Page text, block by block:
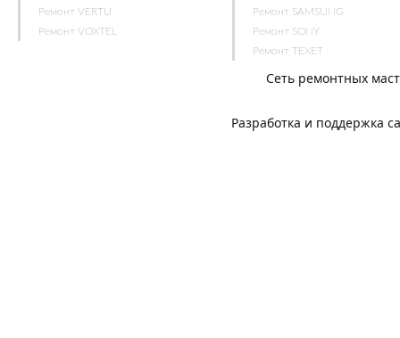
Ремонт VERTU
Ремонт VOXTEL
Ремонт SAMSUNG
Ремонт SONY
Ремонт TEXET
Сеть ремонтных
Разработка и поддержка